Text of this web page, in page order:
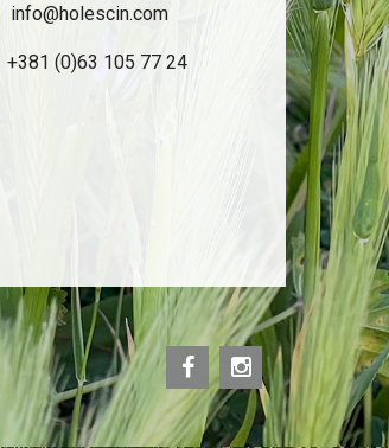
organa za varenje jer podstiče
jetre, protivupalno -
krvnih sudova
tako što sprecava pojavu
plaka na zidu krvnog suda
- smanjuje obim već
plaka, čistac krvi,
krvi i agregaciju
korena vodopije ima
info@holescin.com
+381 (0)63 105 77 24